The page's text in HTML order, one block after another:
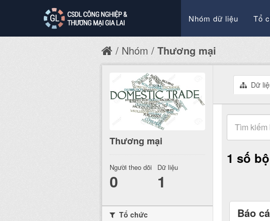
Nhóm dữ liệu Tổ
Nhóm Thương mại
Dữ
1 số
Báo
Thương mại
Người theo dõi
0
Dữ liệu
1
Tổ chức